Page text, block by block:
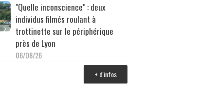
"Quelle inconscience" : deux
individus filmés roulant à
trottinette sur le périphérique
près de Lyon
06/08/26
+ d'infos